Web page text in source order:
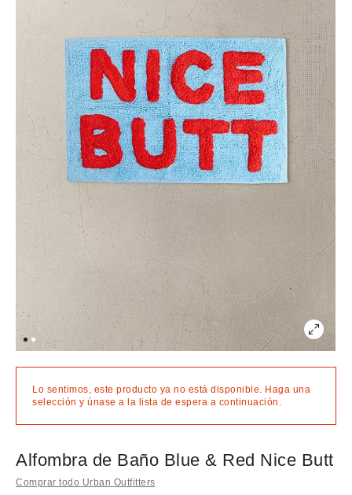
Lo sentimos, este producto ya no está disponible. Haga una
selección y únase a la lista de espera a continuación.
Alfombra de Baño Blue & Red Nice Butt
Comprar todo Urban Outfitters